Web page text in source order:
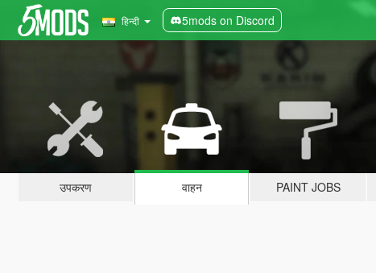
हिन्दी 5mods on Discord
उपकरण वाहन PAINT JOBS